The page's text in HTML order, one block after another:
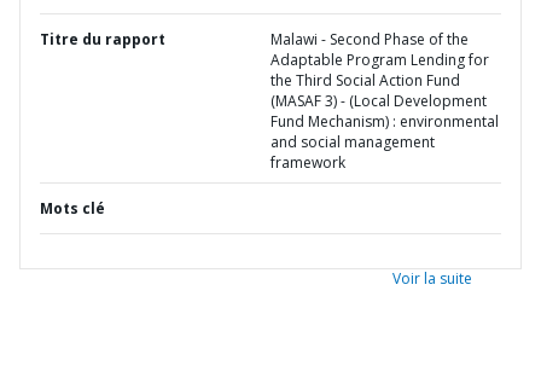
Titre du rapport
Malawi - Second Phase of the
Adaptable Program Lending for
the Third Social Action Fund
(MASAF 3) - (Local Development
Fund Mechanism) : environmental
and social management
framework
Mots clé
Voir la suite